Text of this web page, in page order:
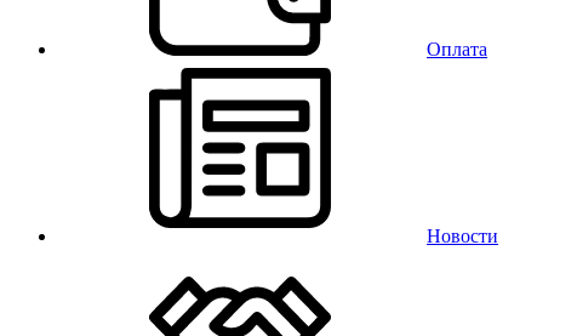
Оплата
Новости